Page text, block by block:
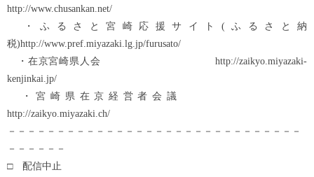
http://www.chusankan.net/
・ふるさと宮崎応援サイト(ふるさと納
税)http://www.pref.miyazaki.lg.jp/furusato/
・在京宮崎県人会 http://zaikyo.miyazaki-
kenjinkai.jp/
・宮崎県在京経営者会議
http://zaikyo.miyazaki.ch/
－－－－－－－－－－－－－－－－－－－－－－－－－－－－－－
－－－－－－
□ 配信中止